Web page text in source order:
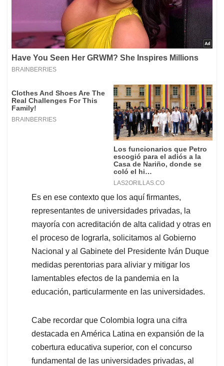
Es en ese contexto que los aquí firmantes,
representantes de universidades privadas, la
mayoría con acreditación de alta calidad y otras en
el proceso de lograrla, solicitamos al Gobierno
Nacional y al Gabinete del Presidente Iván Duque
medidas perentorias para aliviar y mitigar los
lamentables efectos de la pandemia en la
educación, particularmente en las universidades.
Cabe recordar que Colombia logra una cifra
destacada en América Latina en expansión de la
cobertura educativa superior, con el concurso
fundamental de las universidades privadas, al